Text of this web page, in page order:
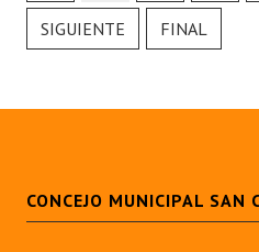
SIGUIENTE FINAL
CONCEJO MUNICIPAL SAN